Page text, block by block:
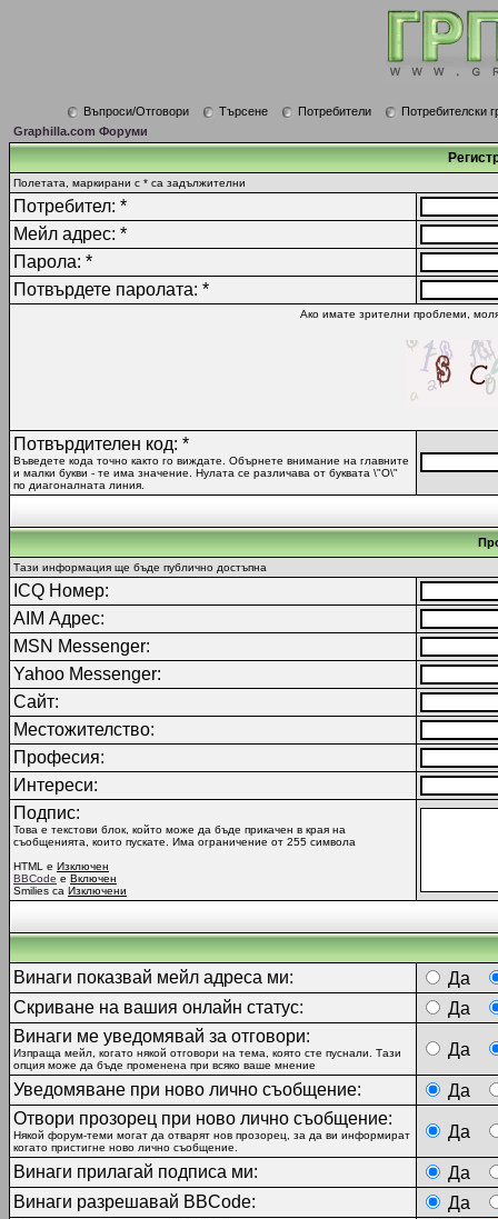
Въпроси/Отговори Търсене Потребители
Потребителски
Graphilla.com Форуми
Полетата, маркирани с * са задължителни
Потребител: *
Мейл адрес: *
Парола: *
Потвърдете паролата: *
Ако имате зрителни проблеми,
Потвърдителен код: *
Въведете кода точно както го виждате. Обърнете внимание на главните
и малки букви - те има значение. Нулата се различава от буквата \"O\"
по диагоналната линия.
Тази информация ще бъде публично достъпна
ICQ Номер:
AIM Адрес:
MSN Messenger:
Yahoo Messenger:
Сайт:
Местожителство:
Професия:
Интереси:
Подпис:
Това е текстови блок, който може да бъде прикачен в края на
съобщенията, които пускате. Има ограничение от 255 символа
HTML е Изключен
BBCode е Включен
Smilies са Изключени
Винаги показвай мейл адреса ми:
Да
Скриване на вашия онлайн статус:
Да
Винаги ме уведомявай за отговори:
Изпраща мейл, когато някой отговори на тема, която сте пуснали. Тази
опция може да бъде променена при всяко ваше мнение
Да
Уведомяване при ново лично съобщение:
Да
Отвори прозорец при ново лично съобщение:
Някой форум-теми могат да отварят нов прозорец, за да ви информират
когато пристигне ново лично съобщение.
Да
Винаги прилагай подписа ми:
Да
Винаги разрешавай BBCode:
Да